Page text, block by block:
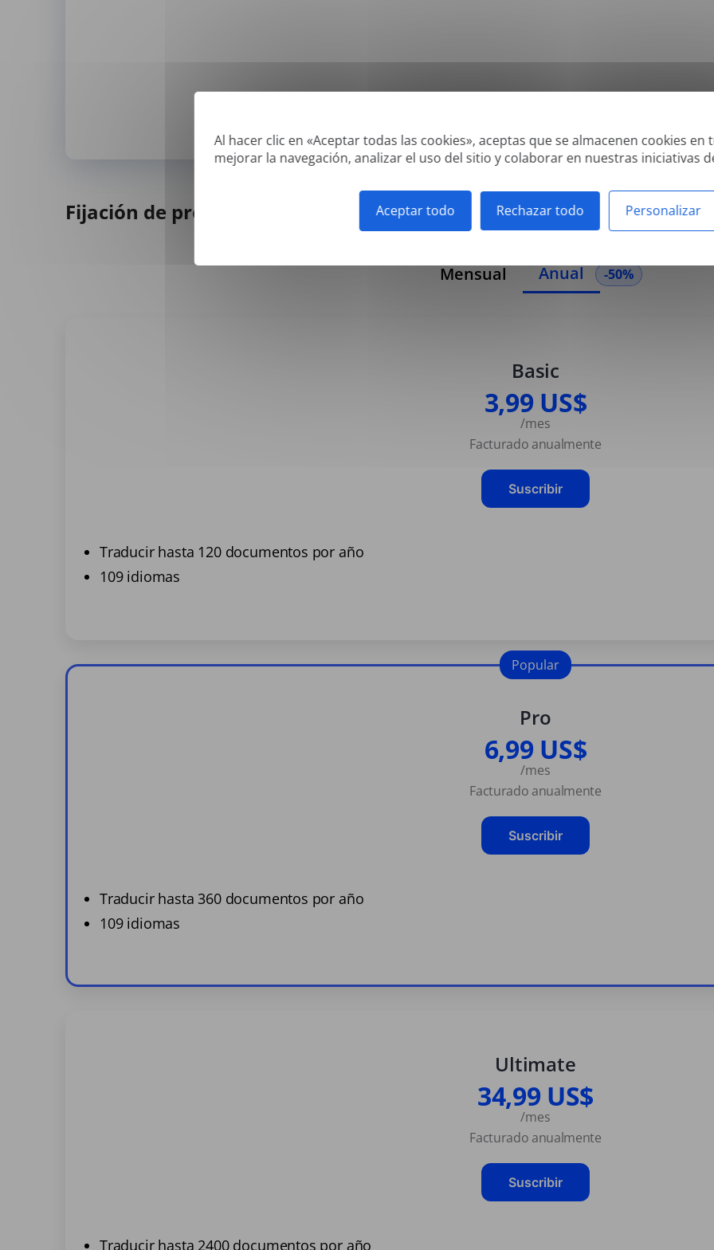
Al hacer clic en «Aceptar todas las cookies», aceptas que se almacenen cookies
mejorar la navegación, analizar el uso del sitio y colaborar en nuestras iniciativas
Aceptar todo Rechazar todo Personalizar
Formatos compatibles: DOC, DOCX, ODT, PDF* , CSV, PPTX, XLSX, XLS, RTF, TXT
Fijación de precios
Mensual Anual -50%
Basic
3,99 US$
/mes
Facturado anualmente
Suscribir
Traducir hasta 120 documentos por año
109 idiomas
Pro
6,99 US$
/mes
Facturado anualmente
Suscribir
Traducir hasta 360 documentos por año
109 idiomas
Popular
Ultimate
34,99 US$
/mes
Facturado anualmente
Suscribir
Traducir hasta 2400 documentos por año